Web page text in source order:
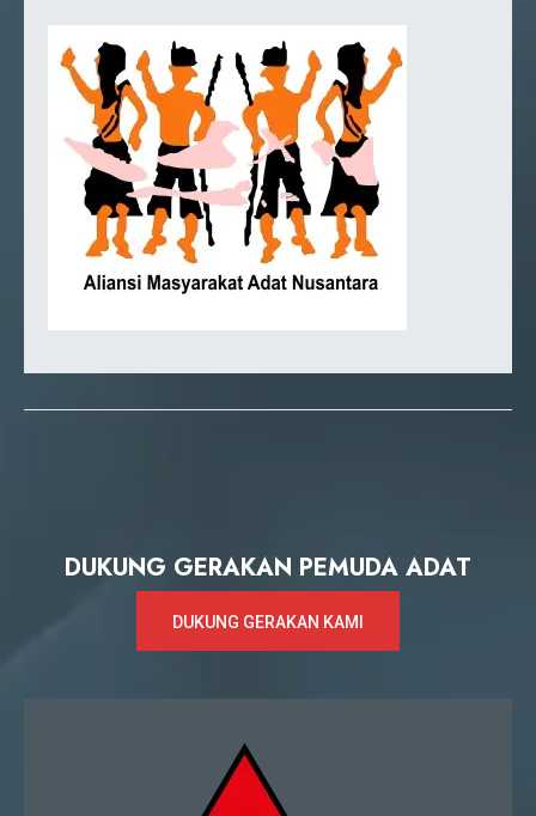
DUKUNG GERAKAN PEMUDA ADAT
DUKUNG GERAKAN KAMI